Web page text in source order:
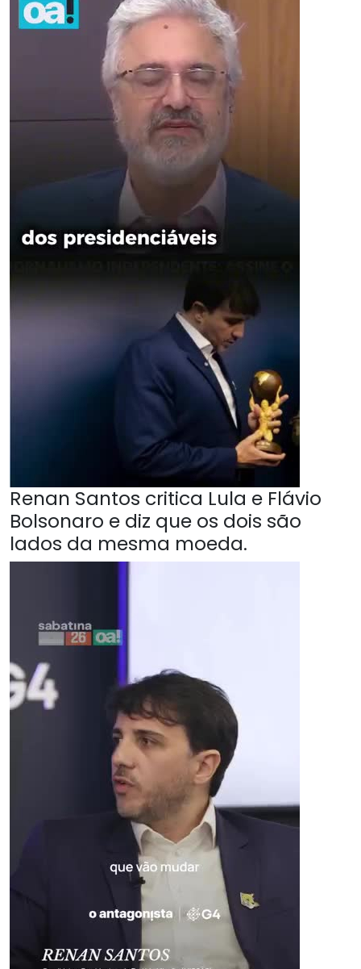
Renan Santos critica Lula e Flávio
Bolsonaro e diz que os dois são
lados da mesma moeda.